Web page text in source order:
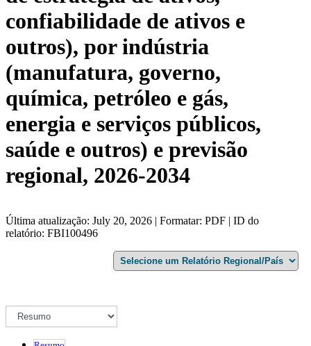
confiabilidade de ativos e
outros), por indústria
(manufatura, governo,
química, petróleo e gás,
energia e serviços públicos,
saúde e outros) e previsão
regional, 2026-2034
Última atualização: July 20, 2026 | Formatar: PDF | ID do
relatório: FBI100496